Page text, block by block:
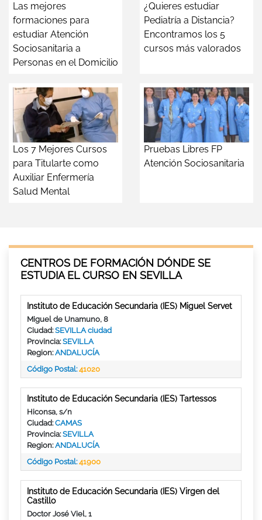
Las mejores
formaciones para
estudiar Atención
Sociosanitaria a
Personas en el Domicilio
¿Quieres estudiar
Pediatría a Distancia?
Encontramos los 5
cursos más valorados
Los 7 Mejores Cursos
para Titularte como
Auxiliar Enfermería
Salud Mental
Pruebas Libres FP
Atención Sociosanitaria
CENTROS DE FORMACIÓN DÓNDE SE
ESTUDIA EL CURSO EN SEVILLA
Instituto de Educación Secundaria (IES) Miguel Servet
Miguel de Unamuno, 8
Ciudad:SEVILLA ciudad
Provincia:SEVILLA
Region:ANDALUCÍA
Código Postal:41020
Instituto de Educación Secundaria (IES) Tartessos
Hiconsa, s/n
Ciudad:CAMAS
Provincia:SEVILLA
Region:ANDALUCÍA
Código Postal:41900
Instituto de Educación Secundaria (IES) Virgen del
Castillo
Doctor José Viel, 1